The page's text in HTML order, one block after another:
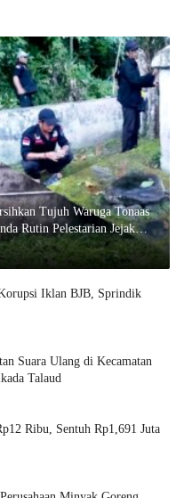
Tujuh Waruga Tonaas
Rutin Pelestarian Jejak
Iklan BJB, Sprindik
Suara Ulang di Kecamatan
Talaud
Ribu, Sentuh Rp1,691 Juta